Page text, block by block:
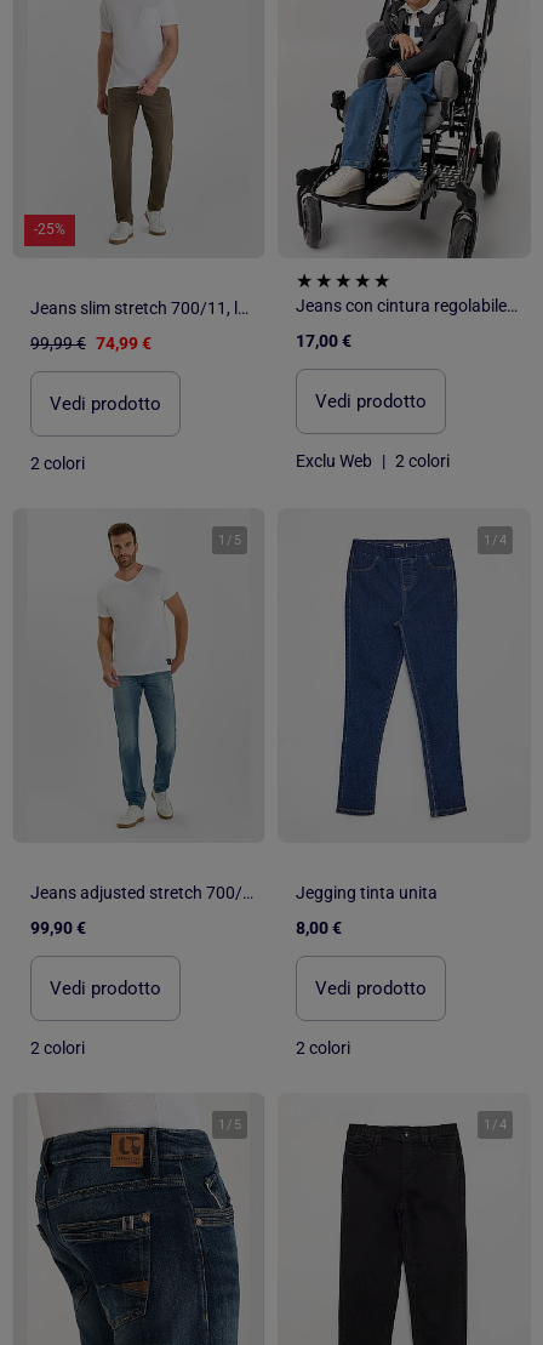
-25%
Jeans slim stretch 700/11, lunghezza 34
99,99 € 74,99 €
Vedi prodotto
2 colori
Jeans con cintura regolabile - collezione facile da indossare
17,00 €
Vedi prodotto
Exclu Web | 2 colori
1 / 5
Jeans adjusted stretch 700/11, lunghezza 34
99,90 €
Vedi prodotto
2 colori
1 /4
Jegging tinta unita
8,00 €
Vedi prodotto
2 colori
1 / 5 1 /4